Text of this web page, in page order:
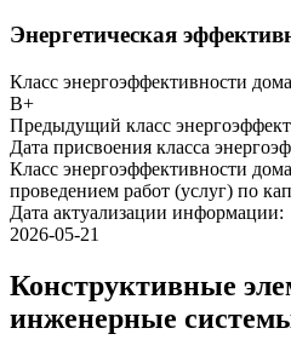
Энергетическая
Класс энергоэффективности
B+
Предыдущий класс
Дата присвоения класса
Класс энергоэффективности
проведением работ (услуг) по
Дата актуализации информации:
2026-05-21
Конструктивные
инженерные